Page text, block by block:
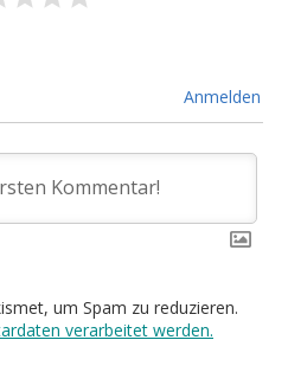
Anmelden
um Spam zu reduzieren.
verarbeitet werden.